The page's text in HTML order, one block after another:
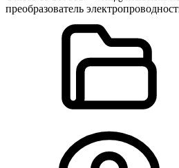
преобразователь